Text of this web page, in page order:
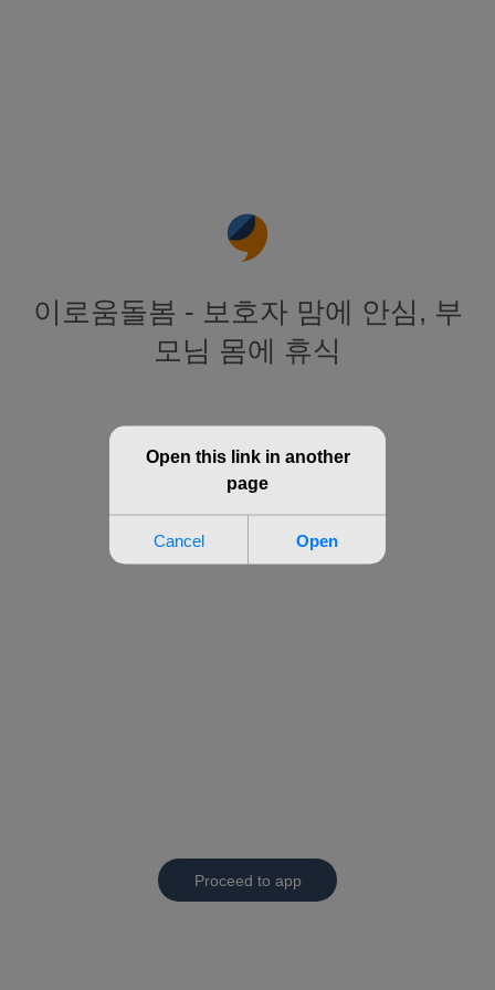
이로움돌봄 - 보호자 맘에 안심, 부
모님 몸에 휴식
Proceed to app